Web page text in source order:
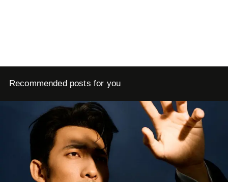
Recommended posts for you